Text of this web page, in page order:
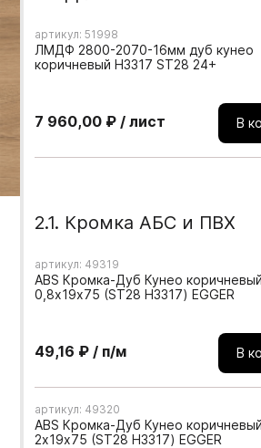
Мебельные образцы, каталоги
артикул: 51998
ЛМДФ 2800-2070-16мм дуб кунео
коричневый H3317 ST28 24+
7 960,00 ₽ / лист В
2.1. Кромка АБС и ПВХ
артикул: 49319
ABS Кромка-Дуб Кунео коричневый
0,8х19х75 (ST28 H3317) EGGER
49,16 ₽ / п/м В
артикул: 49320
ABS Кромка-Дуб Кунео коричневый
2х19х75 (ST28 H3317) EGGER